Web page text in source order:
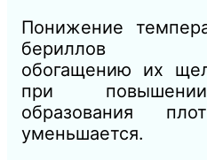
Понижение
бериллов
обогащению их
при
образования
уменьшается.